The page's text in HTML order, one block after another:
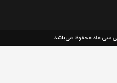
سی ماد محفوظ می‌باشد.